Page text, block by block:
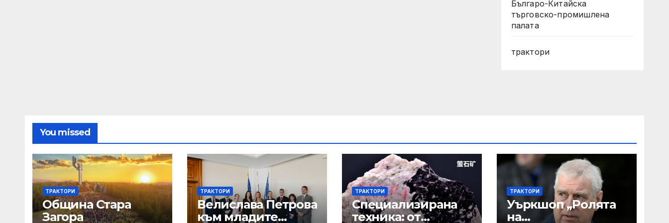
Българо-Китайска
търговско-промишлена
палата
трактори
You missed
ТРАКТОРИ
Община Стара
Загора
ТРАКТОРИ
Велислава Петрова
към младите
ТРАКТОРИ
Специализирана
техника: от
ТРАКТОРИ
Уъркшоп „Ролята
на